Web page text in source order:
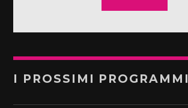
I PROSSIMI PROGRAMMI